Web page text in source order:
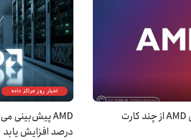
رونمایی بی‌سروصدای AMD از چند کارت
اخبار روز مراکز داده
درصد افزایش یابد